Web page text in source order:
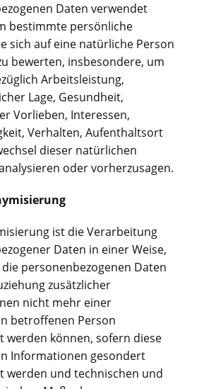
Daten verwendet
bestimmte persönliche
sich auf eine natürliche Person
bewerten, insbesondere, um
Arbeitsleistung,
Lage, Gesundheit,
Vorlieben, Interessen,
Verhalten, Aufenthaltsort
dieser natürlichen
oder vorherzusagen.
ist die Verarbeitung
Daten in einer Weise,
personenbezogenen Daten
zusätzlicher
nicht mehr einer
betroffenen Person
werden können, sofern diese
Informationen gesondert
werden und technischen und